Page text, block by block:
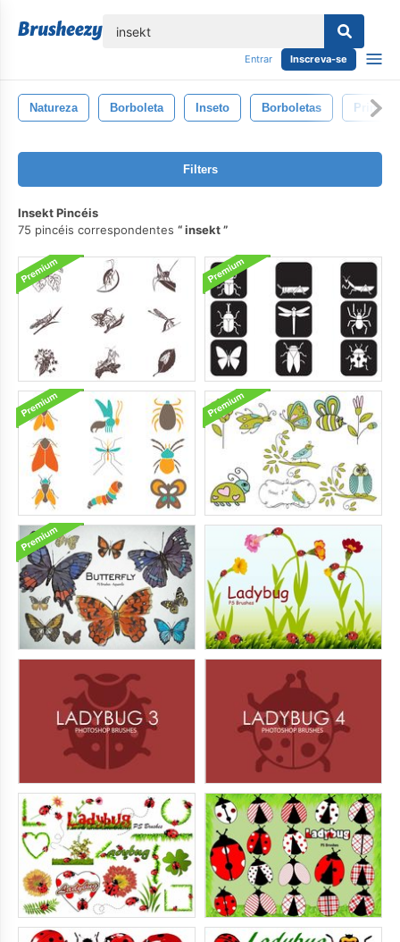
Entrar Inscreva-se
Natureza Borboleta Inseto Borboletas
Filters
Insekt Pincéis
75 pincéis correspondentes
insekt